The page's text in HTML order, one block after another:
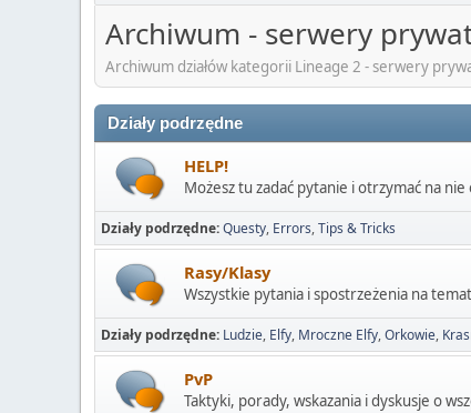
Archiwum - serwery
Archiwum działów kategorii Lineage 2 - serwery
Działy podrzędne
HELP!
Możesz tu zadać pytanie i otrzymać na
Działy podrzędne Questy Errors Tips & Tricks
Rasy/Klasy
Wszystkie pytania i spostrzeżenia na
Działy podrzędne Ludzie Elfy Mroczne Elfy Orkowie
PvP
Taktyki, porady, wskazania i dyskusje o